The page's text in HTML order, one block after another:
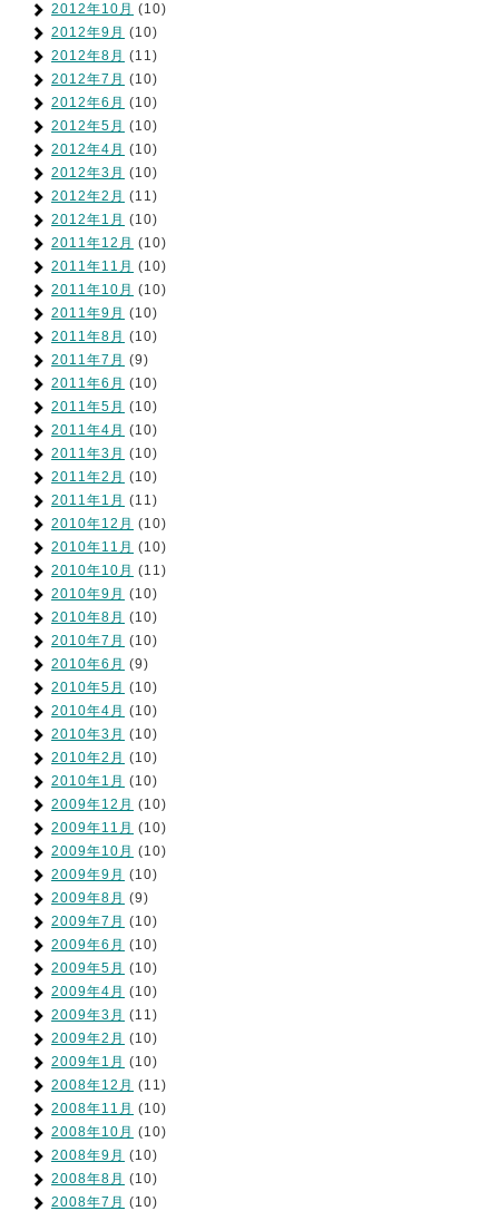
2012年10月 (10)
2012年9月 (10)
2012年8月 (11)
2012年7月 (10)
2012年6月 (10)
2012年5月 (10)
2012年4月 (10)
2012年3月 (10)
2012年2月 (11)
2012年1月 (10)
2011年12月 (10)
2011年11月 (10)
2011年10月 (10)
2011年9月 (10)
2011年8月 (10)
2011年7月 (9)
2011年6月 (10)
2011年5月 (10)
2011年4月 (10)
2011年3月 (10)
2011年2月 (10)
2011年1月 (11)
2010年12月 (10)
2010年11月 (10)
2010年10月 (11)
2010年9月 (10)
2010年8月 (10)
2010年7月 (10)
2010年6月 (9)
2010年5月 (10)
2010年4月 (10)
2010年3月 (10)
2010年2月 (10)
2010年1月 (10)
2009年12月 (10)
2009年11月 (10)
2009年10月 (10)
2009年9月 (10)
2009年8月 (9)
2009年7月 (10)
2009年6月 (10)
2009年5月 (10)
2009年4月 (10)
2009年3月 (11)
2009年2月 (10)
2009年1月 (10)
2008年12月 (11)
2008年11月 (10)
2008年10月 (10)
2008年9月 (10)
2008年8月 (10)
2008年7月 (10)